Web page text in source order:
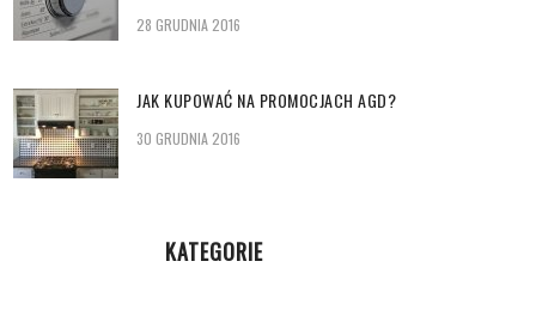
28 GRUDNIA 2016
JAK KUPOWAĆ NA PROMOCJACH AGD?
30 GRUDNIA 2016
KATEGORIE